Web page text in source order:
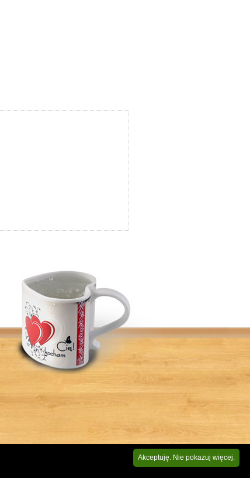
Akceptuję. Nie pokazuj więcej.